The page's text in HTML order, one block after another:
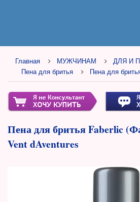
Главная МУЖЧИНАМ
ДЛЯ И
Пена для бритья
Пена для
Пена для бритья Faberlic
Vent dAventures